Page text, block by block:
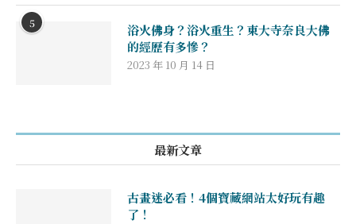
5
浴火佛身？浴火重生？東大寺奈良大佛
的經歷有多慘？
2023 年 10 月 14 日
最新文章
古畫迷必看！4個寶藏網站太好玩有趣
了！